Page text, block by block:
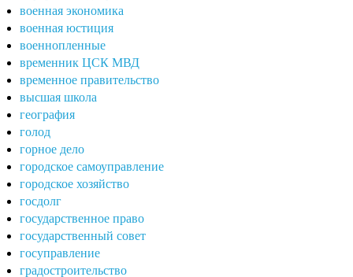
военная экономика
военная юстиция
военнопленные
временник ЦСК МВД
временное правительство
высшая школа
география
голод
горное дело
городское самоуправление
городское хозяйство
госдолг
государственное право
государственный совет
госуправление
градостроительство